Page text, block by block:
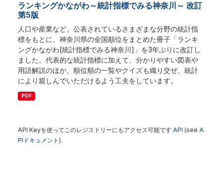
ランキングかながわ～統計指標でみる神奈川～ 改訂
第5版
人口や産業など、公表されているさまざまな分野の統計指
標をもとに、神奈川県の全国順位をまとめた冊子「ランキ
ングかながわ[統計指標でみる神奈川]」を3年ぶりに改訂し
ました。代表的な統計指標に加えて、分かりやすい図表や
用語解説のほか、順位順の一覧やクイズも織り交ぜ、統計
により親しんでいただけるよう工夫をしています。
PDF
API Keyを使ってこのレジストリーにもアクセス可能です API (see A
PIドキュメント ).